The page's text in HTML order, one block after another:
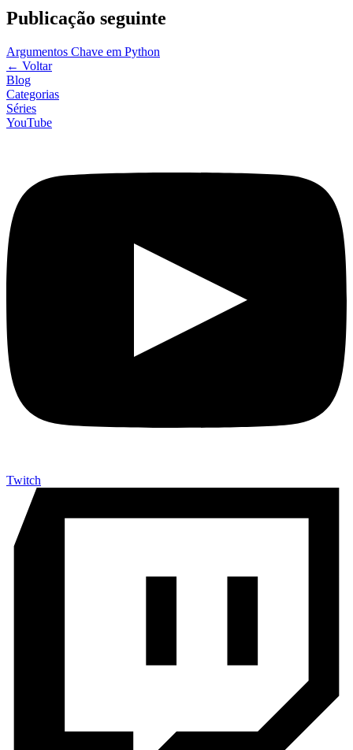
Publicação seguinte
Argumentos Chave em Python
← Voltar
Blog
Categorias
Séries
YouTube
Twitch